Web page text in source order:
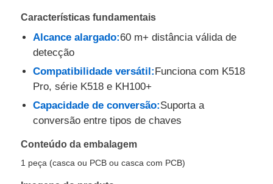
Casa
Produtos
Vídeos
Características fundamentais
Alcance alargado:60 m+ distância válida de
detecção
Compatibilidade versátil:Funciona com K518
Pro, série K518 e KH100+
Capacidade de conversão:Suporta a
conversão entre tipos de chaves
Conteúdo da embalagem
1 peça (casca ou PCB ou casca com PCB)